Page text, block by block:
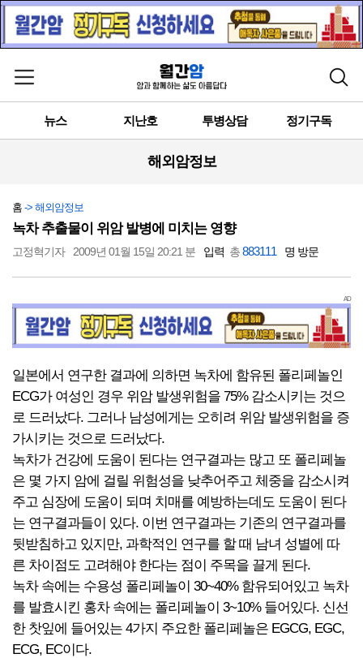
메뉴 열기 검색
뉴스 지난호 투병상담 정기구독
해외암정보
홈 -> 해외암정보
녹차 추출물이 위암 발병에 미치는 영향
고정혁기자 2009년 01월 15일 20:21 분 입력 총883111 명 방문
AD
일본에서 연구한 결과에 의하면 녹차에 함유된 폴리페놀인
ECG가 여성인 경우 위암 발생위험을 75% 감소시키는 것으
로 드러났다. 그러나 남성에게는 오히려 위암 발생위험을 증
가시키는 것으로 드러났다.
녹차가 건강에 도움이 된다는 연구결과는 많고 또 폴리페놀
은 몇 가지 암에 걸릴 위험성을 낮추어주고 체중을 감소시켜
주고 심장에 도움이 되며 치매를 예방하는데도 도움이 된다
는 연구결과들이 있다. 이번 연구결과는 기존의 연구결과를
뒷받침하고 있지만, 과학적인 연구를 할 때 남녀 성별에 따
른 차이점도 고려해야 한다는 점이 주목을 끌게 된다.
녹차 속에는 수용성 폴리페놀이 30~40% 함유되어있고 녹차
를 발효시킨 홍차 속에는 폴리페놀이 3~10% 들어있다. 신선
한 찻잎에 들어있는 4가지 주요한 폴리페놀은 EGCG, EGC,
ECG, EC이다.